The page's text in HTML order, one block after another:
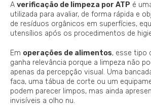
A verificação de limpeza por ATP é
utilizada para avaliar, de forma rápida e
de resíduos orgânicos em superfícies,
utensílios após os procedimentos de
Em operações de alimentos, esse tipo
ganha relevância porque a limpeza não
apenas da percepção visual. Uma
faca, uma tábua de corte ou um
podem parecer limpos, mas ainda
invisíveis a olho nu.